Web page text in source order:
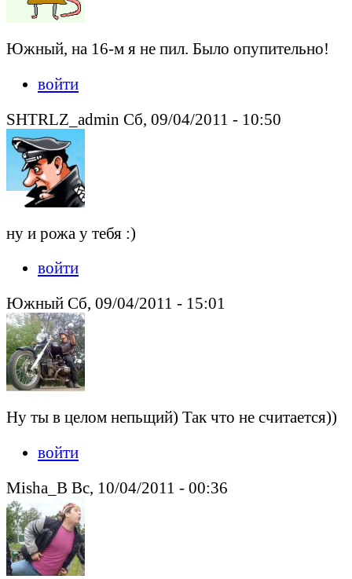
Южный, на 16-м я не пил. Было опупительно!
войти
SHTRLZ_admin Сб, 09/04/2011 - 10:50
ну и рожа у тебя :)
войти
Южный Сб, 09/04/2011 - 15:01
Ну ты в целом непьщий) Так что не считается))
войти
Misha_B Вс, 10/04/2011 - 00:36